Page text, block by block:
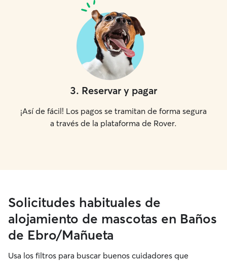
3. Reservar y pagar
¡Así de fácil! Los pagos se tramitan de forma segura
a través de la plataforma de Rover.
Solicitudes habituales de
alojamiento de mascotas en Baños
de Ebro/Mañueta
Usa los filtros para buscar buenos cuidadores que